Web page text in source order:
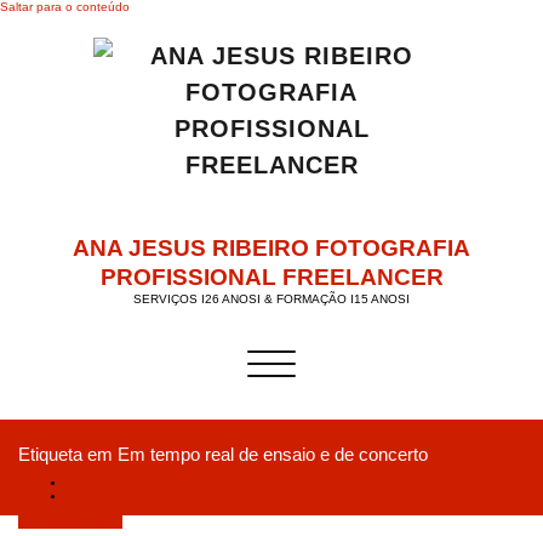
Saltar para o conteúdo
ANA JESUS RIBEIRO FOTOGRAFIA
PROFISSIONAL FREELANCER
SERVIÇOS I26 ANOSI & FORMAÇÃO I15 ANOSI
Alternar a navegação
Etiqueta em Em tempo real de ensaio e de concerto